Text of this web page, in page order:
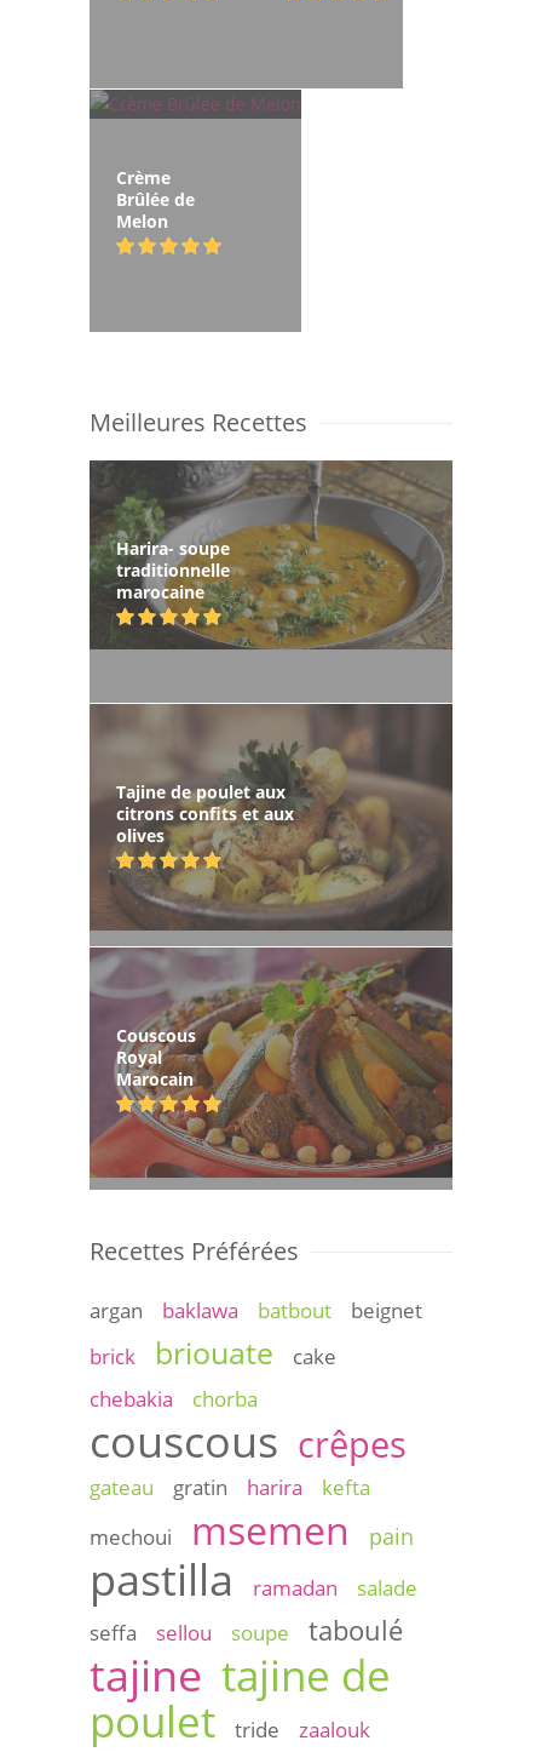
Crème
Brûlée de
Melon
Meilleures Recettes
Harira- soupe
traditionnelle
marocaine
Tajine de poulet aux
citrons confits et aux
olives
Couscous
Royal
Marocain
Recettes Préférées
argan baklawa batbout
beignet
brick
briouate
cake
chebakia
chorba
couscous crêpes
gateau gratin harira
kefta
mechoui
msemen pain
pastilla ramadan
salade
seffa
sellou soupe taboulé
tajine tajine de
poulet
tride
zaalouk